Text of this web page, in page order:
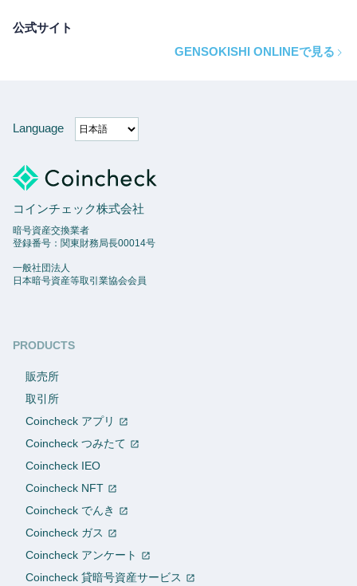
公式サイト
GENSOKISHI ONLINEで見る
Language
コインチェック株式会社
暗号資産交換業者
登録番号：関東財務局長00014号
一般社団法人
日本暗号資産等取引業協会会員
PRODUCTS
販売所
取引所
Coincheck アプリ
Coincheck つみたて
Coincheck IEO
Coincheck NFT
Coincheck でんき
Coincheck ガス
Coincheck アンケート
Coincheck 貸暗号資産サービス